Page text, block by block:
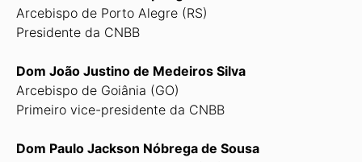
Arcebispo de Porto Alegre (RS)
Presidente da CNBB
Dom João Justino de Medeiros Silva
Arcebispo de Goiânia (GO)
Primeiro vice-presidente da CNBB
Dom Paulo Jackson Nóbrega de Sousa